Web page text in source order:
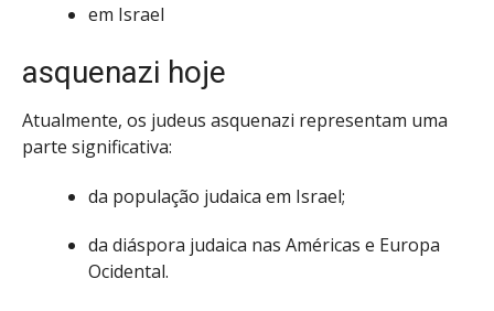
em Israel
asquenazi hoje
Atualmente, os judeus asquenazi representam uma
parte significativa:
da população judaica em Israel;
da diáspora judaica nas Américas e Europa
Ocidental.